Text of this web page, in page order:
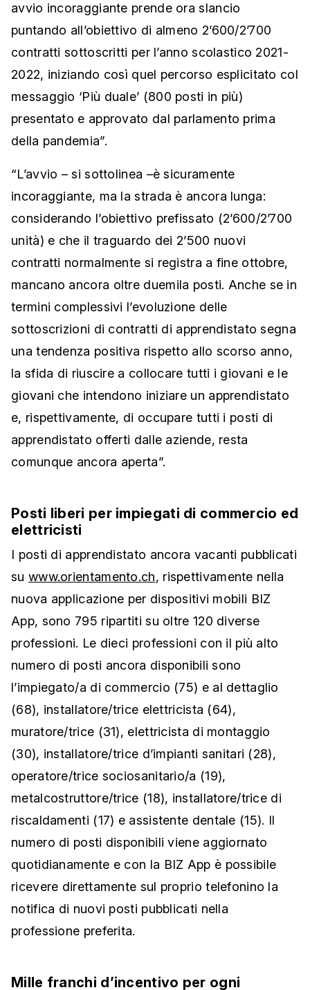
avvio incoraggiante prende ora slancio
puntando all’obiettivo di almeno 2’600/2’700
contratti sottoscritti per l’anno scolastico 2021-
2022, iniziando così quel percorso esplicitato col
messaggio ‘Più duale’ (800 posti in più)
presentato e approvato dal parlamento prima
della pandemia”.
“L’avvio – si sottolinea –è sicuramente
incoraggiante, ma la strada è ancora lunga:
considerando l’obiettivo prefissato (2’600/2’700
unità) e che il traguardo dei 2’500 nuovi
contratti normalmente si registra a fine ottobre,
mancano ancora oltre duemila posti. Anche se in
termini complessivi l’evoluzione delle
sottoscrizioni di contratti di apprendistato segna
una tendenza positiva rispetto allo scorso anno,
la sfida di riuscire a collocare tutti i giovani e le
giovani che intendono iniziare un apprendistato
e, rispettivamente, di occupare tutti i posti di
apprendistato offerti dalle aziende, resta
comunque ancora aperta”.
Posti liberi per impiegati di commercio ed
elettricisti
I posti di apprendistato ancora vacanti pubblicati
su www.orientamento.ch, rispettivamente nella
nuova applicazione per dispositivi mobili BIZ
App, sono 795 ripartiti su oltre 120 diverse
professioni. Le dieci professioni con il più alto
numero di posti ancora disponibili sono
l’impiegato/a di commercio (75) e al dettaglio
(68), installatore/trice elettricista (64),
muratore/trice (31), elettricista di montaggio
(30), installatore/trice d’impianti sanitari (28),
operatore/trice sociosanitario/a (19),
metalcostruttore/trice (18), installatore/trice di
riscaldamenti (17) e assistente dentale (15). Il
numero di posti disponibili viene aggiornato
quotidianamente e con la BIZ App è possibile
ricevere direttamente sul proprio telefonino la
notifica di nuovi posti pubblicati nella
professione preferita.
Mille franchi d’incentivo per ogni